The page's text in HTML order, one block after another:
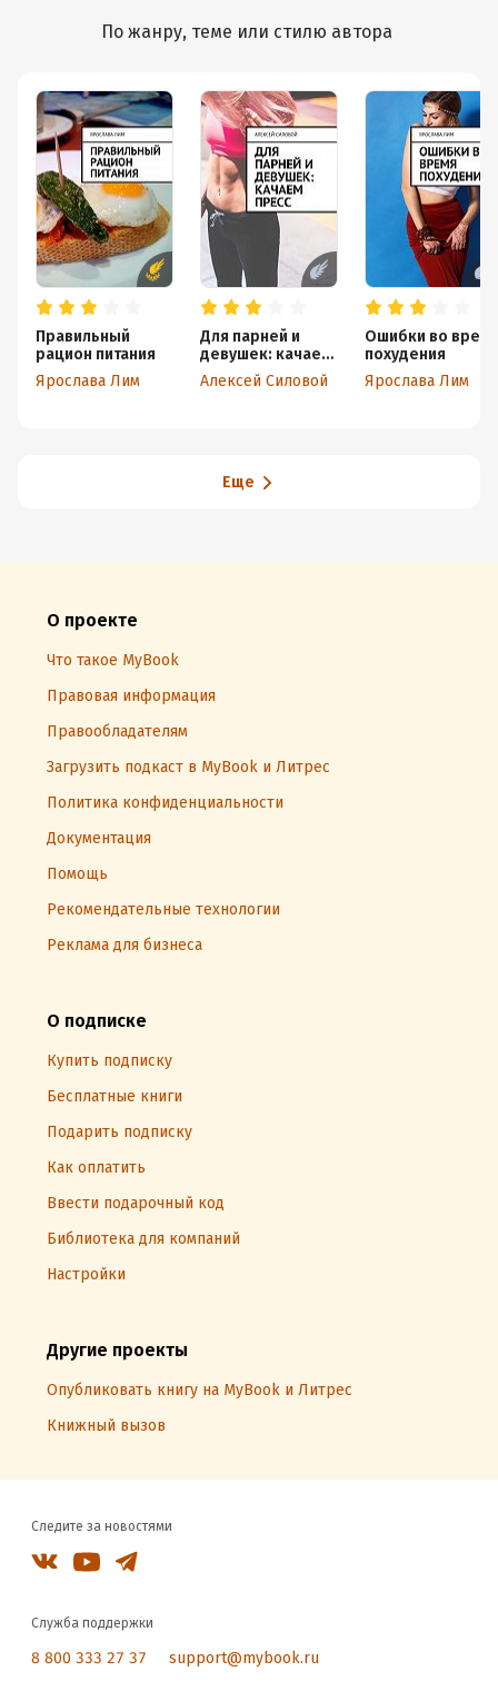
По жанру, теме или стилю автора
Правильный
рацион питания
Ярослава Лим
Для парней и
девушек: качаем
пресс
Алексей Силовой
Ошибки во время
похудения
Ярослава Лим
Еще
О проекте
Что такое MyBook
Правовая информация
Правообладателям
Загрузить подкаст в MyBook и Литрес
Политика конфиденциальности
Документация
Помощь
Рекомендательные технологии
Реклама для бизнеса
О подписке
Купить подписку
Бесплатные книги
Подарить подписку
Как оплатить
Ввести подарочный код
Библиотека для компаний
Настройки
Другие проекты
Опубликовать книгу на MyBook и Литрес
Книжный вызов
Следите за новостями
Служба поддержки
8 800 333 27 37 support@mybook.ru